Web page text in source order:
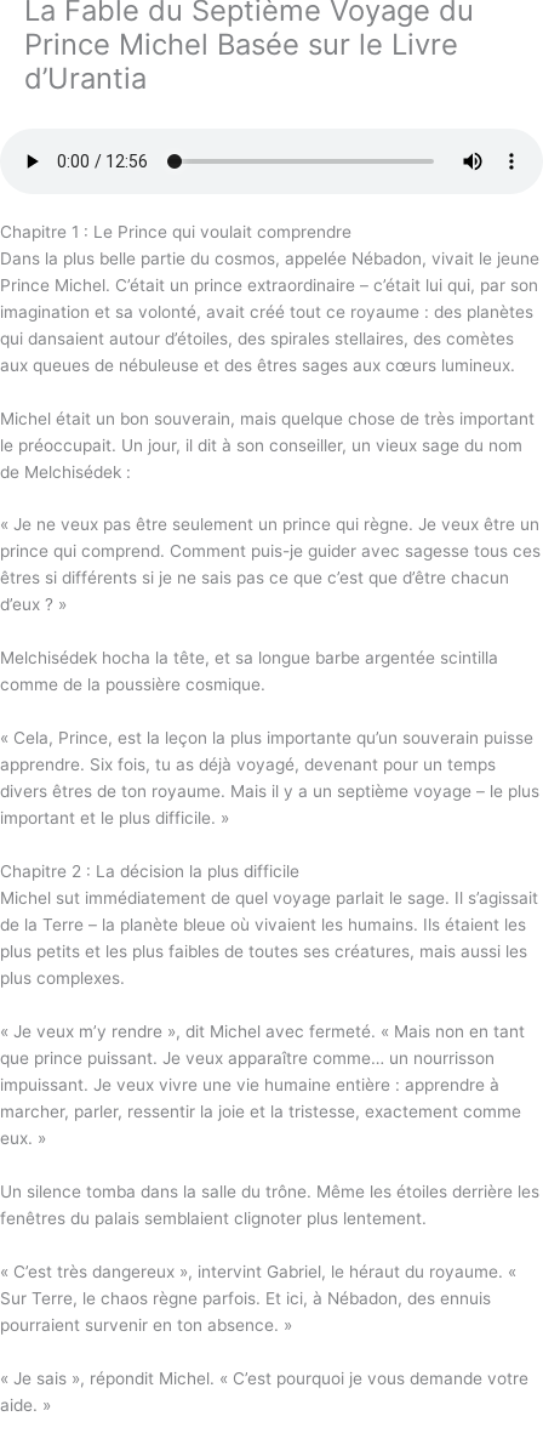
La Fable du Septième Voyage du
Prince Michel Basée sur le Livre
d’Urantia
Chapitre 1 : Le Prince qui voulait comprendre
Dans la plus belle partie du cosmos, appelée Nébadon, vivait le jeune
Prince Michel. C’était un prince extraordinaire – c’était lui qui, par son
imagination et sa volonté, avait créé tout ce royaume : des planètes
qui dansaient autour d’étoiles, des spirales stellaires, des comètes
aux queues de nébuleuse et des êtres sages aux cœurs lumineux.
Michel était un bon souverain, mais quelque chose de très important
le préoccupait. Un jour, il dit à son conseiller, un vieux sage du nom
de Melchisédek :
« Je ne veux pas être seulement un prince qui règne. Je veux être un
prince qui comprend. Comment puis-je guider avec sagesse tous ces
êtres si différents si je ne sais pas ce que c’est que d’être chacun
d’eux ? »
Melchisédek hocha la tête, et sa longue barbe argentée scintilla
comme de la poussière cosmique.
« Cela, Prince, est la leçon la plus importante qu’un souverain puisse
apprendre. Six fois, tu as déjà voyagé, devenant pour un temps
divers êtres de ton royaume. Mais il y a un septième voyage – le plus
important et le plus difficile. »
Chapitre 2 : La décision la plus difficile
Michel sut immédiatement de quel voyage parlait le sage. Il s’agissait
de la Terre – la planète bleue où vivaient les humains. Ils étaient les
plus petits et les plus faibles de toutes ses créatures, mais aussi les
plus complexes.
« Je veux m’y rendre », dit Michel avec fermeté. « Mais non en tant
que prince puissant. Je veux apparaître comme… un nourrisson
impuissant. Je veux vivre une vie humaine entière : apprendre à
marcher, parler, ressentir la joie et la tristesse, exactement comme
eux. »
Un silence tomba dans la salle du trône. Même les étoiles derrière les
fenêtres du palais semblaient clignoter plus lentement.
« C’est très dangereux », intervint Gabriel, le héraut du royaume. «
Sur Terre, le chaos règne parfois. Et ici, à Nébadon, des ennuis
pourraient survenir en ton absence. »
« Je sais », répondit Michel. « C’est pourquoi je vous demande votre
aide. »